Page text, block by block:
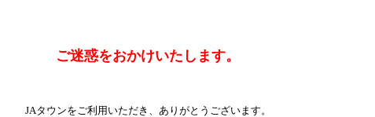
ご迷惑をおかけいたします。
JAタウンをご利用いただき、ありがとうございます。